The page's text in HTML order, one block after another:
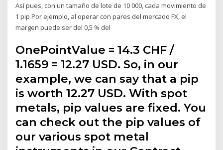
Así pues, con un tamaño de lote de 10 000, cada movimiento de
1 pip Por ejemplo, al operar con pares del mercado FX, el
margen puede ser del 0,5 % del
OnePointValue = 14.3 CHF /
1.1659 = 12.27 USD. So, in our
example, we can say that a pip
is worth 12.27 USD. With spot
metals, pip values are fixed. You
can check out the pip values of
our various spot metal